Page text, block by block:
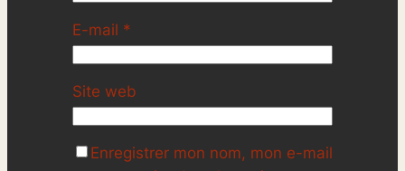
E-mail *
Site web
Enregistrer mon nom, mon e-mail